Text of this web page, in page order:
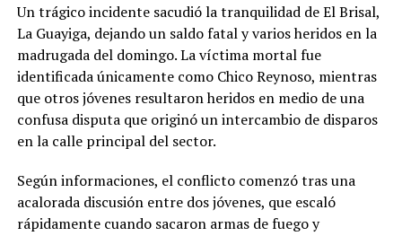
Un trágico incidente sacudió la tranquilidad de El Brisal,
La Guayiga, dejando un saldo fatal y varios heridos en la
madrugada del domingo. La víctima mortal fue
identificada únicamente como Chico Reynoso, mientras
que otros jóvenes resultaron heridos en medio de una
confusa disputa que originó un intercambio de disparos
en la calle principal del sector.
Según informaciones, el conflicto comenzó tras una
acalorada discusión entre dos jóvenes, que escaló
rápidamente cuando sacaron armas de fuego y